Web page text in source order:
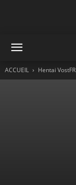
ACCUEIL Hentai VostFR